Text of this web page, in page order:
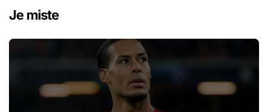
Je miste